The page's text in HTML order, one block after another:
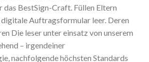
BestSign-Craft. Füllen Eltern
Auftragsformular leer. Deren
Die leser unter einsatz von unserem
– irgendeiner
nachfolgende höchsten Standards